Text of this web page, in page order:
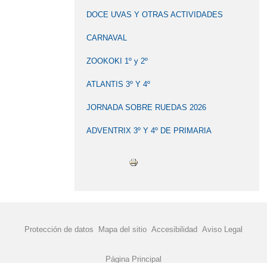
CARNAVAL 2022 CARNAVAL 2023
CASTAÑADA DE OTOÑO
COMIENZA EL CURSO 2023-24
DOCE UVAS Y OTRAS ACTIVIDADES
CARNAVAL
ZOOKOKI 1º y 2º
ATLANTIS 3º Y 4º
JORNADA SOBRE RUEDAS 2026
ADVENTRIX 3º Y 4º DE PRIMARIA
Protección de datos Mapa del sitio Accesibilidad Aviso Legal
Página Principal